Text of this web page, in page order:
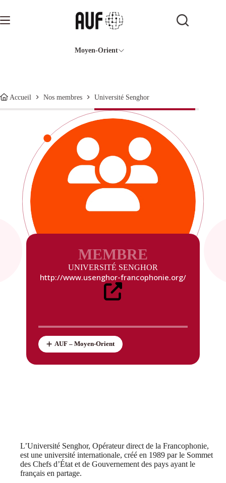
contenu
Moyen-Orient
Accueil Nos membres Université Senghor
MEMBRE
UNIVERSITÉ SENGHOR
http://www.usenghor-francophonie.org/
AUF – Moyen-Orient
L’Université Senghor, Opérateur direct de la Francophonie,
est une université internationale, créé en 1989 par le Sommet
des Chefs d’État et de Gouvernement des pays ayant le
français en partage.